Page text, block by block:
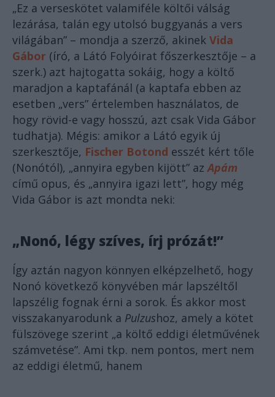
„Ez a verseskötet valamiféle költői válság
lezárása, talán egy utolsó buggyanás a vers
világában” – mondja a szerző, akinek Vida
Gábor (író, a Látó Folyóirat főszerkesztője – a
szerk.) azt hajtogatta sokáig, hogy a költő
maradjon a kaptafánál (a kaptafa ebben az
esetben „vers” értelemben használatos, de
hogy rövid-e vagy hosszú, azt csak Vida Gábor
tudhatja). Mégis: amikor a Látó egyik új
szerkesztője, Fischer Botond esszét kért tőle
(Nonótól), „annyira egyben kijött” azApám
című opus, és „annyira igazi lett”, hogy még
Vida Gábor is azt mondta neki:
„Nonó, légy szíves, írj prózát!”
Így aztán nagyon könnyen elképzelhető, hogy
Nonó következő könyvében már lapszéltől
lapszélig fognak érni a sorok. És akkor most
visszakanyarodunk a Pulzushoz, amely a kötet
fülszövege szerint „a költő eddigi életművének
számvetése”. Ami tkp. nem pontos, mert nem
az eddigi életmű, hanem